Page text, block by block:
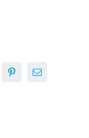
Pinterest
E-